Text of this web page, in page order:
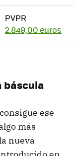
PVPR
2.849,00 euros
báscula
ese
más
nueva